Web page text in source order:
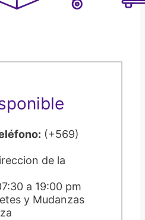
(+569)
de la
a 19:00 pm
y Mudanzas